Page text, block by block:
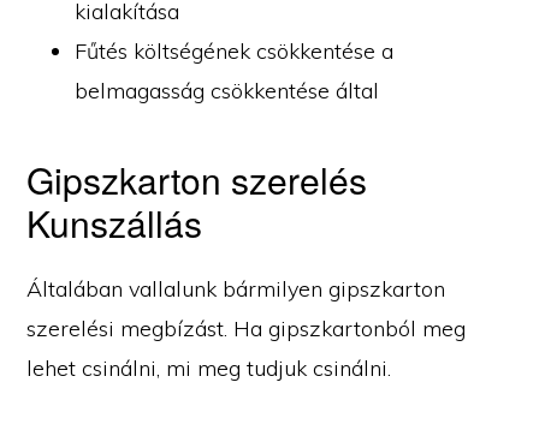
kialakítása
Fűtés költségének csökkentése a
belmagasság csökkentése által
Gipszkarton szerelés
Kunszállás
Általában vallalunk bármilyen gipszkarton
szerelési megbízást. Ha gipszkartonból meg
lehet csinálni, mi meg tudjuk csinálni.